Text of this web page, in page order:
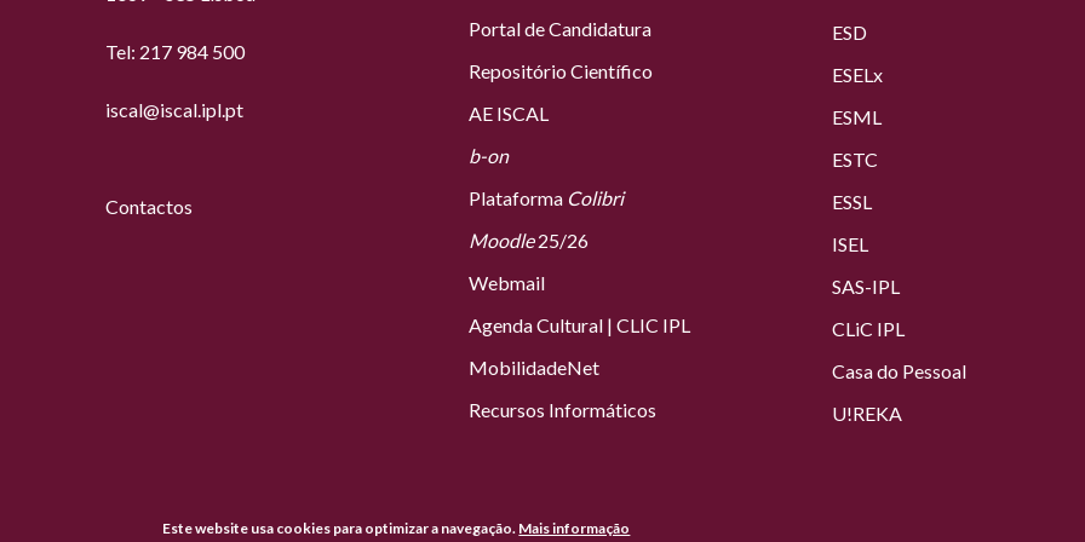
Tel: 217 984 500
iscal@iscal.ipl.pt
Contactos
Portal de Candidatura
Repositório Científico
AE ISCAL
b-on
Plataforma Colibri
Moodle25/26
Webmail
Agenda Cultural | CLIC IPL
MobilidadeNet
Recursos Informáticos
ESD
ESELx
ESML
ESTC
ESSL
ISEL
SAS-IPL
CLiC IPL
Casa do Pessoal
U!REKA
© Copyright Politécnico de Lisboa 2019-
Este website usa cookies para optimizar a navegação. Mais informação